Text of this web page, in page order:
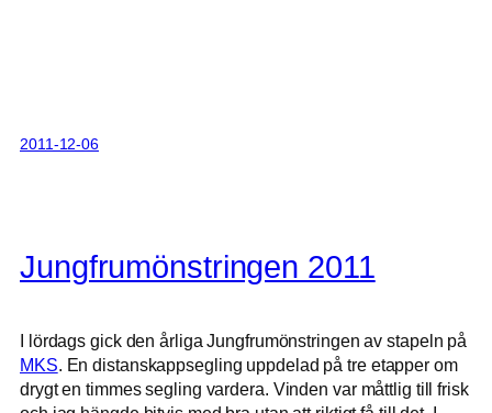
2011-12-06
Jungfrumönstringen 2011
I lördags gick den årliga Jungfrumönstringen av stapeln på
MKS. En distanskappsegling uppdelad på tre etapper om
drygt en timmes segling vardera. Vinden var måttlig till frisk